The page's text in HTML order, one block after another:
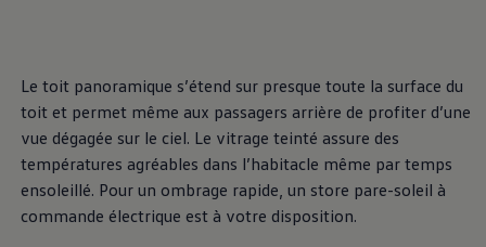
dans les moindres
détails
, 1 de 4
Le toit panoramique s’étend sur presque toute la surface du
toit et permet même aux passagers arrière de profiter d’une
vue dégagée sur le ciel. Le vitrage teinté assure des
températures agréables dans l’habitacle même par temps
ensoleillé. Pour un ombrage rapide, un store pare-soleil à
commande électrique est à votre disposition.